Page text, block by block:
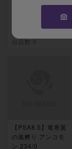
る継承者 アンコモ
出品数 0
【PSA8.5】竜巻翼
の嵐孵り アンコモ
ン 234/0